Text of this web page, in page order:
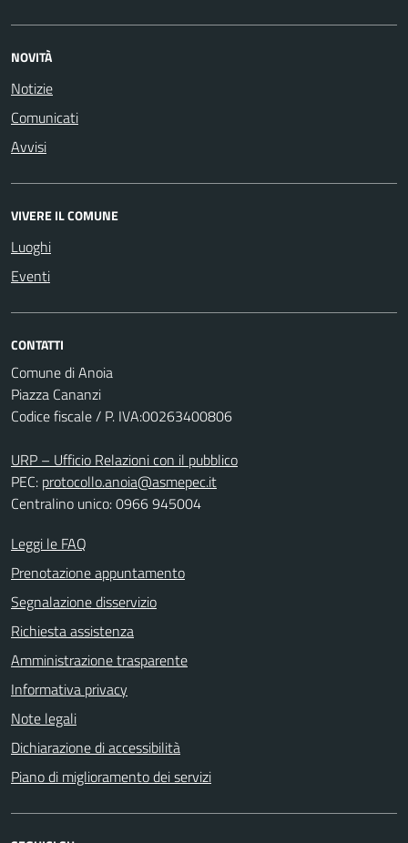
NOVITÀ
Notizie
Comunicati
Avvisi
VIVERE IL COMUNE
Luoghi
Eventi
CONTATTI
Comune di Anoia
Piazza Cananzi
Codice fiscale / P. IVA:00263400806
URP – Ufficio Relazioni con il pubblico
PEC: protocollo.anoia@asmepec.it
Centralino unico: 0966 945004
Leggi le FAQ
Prenotazione appuntamento
Segnalazione disservizio
Richiesta assistenza
Amministrazione trasparente
Informativa privacy
Note legali
Dichiarazione di accessibilità
Piano di miglioramento dei servizi